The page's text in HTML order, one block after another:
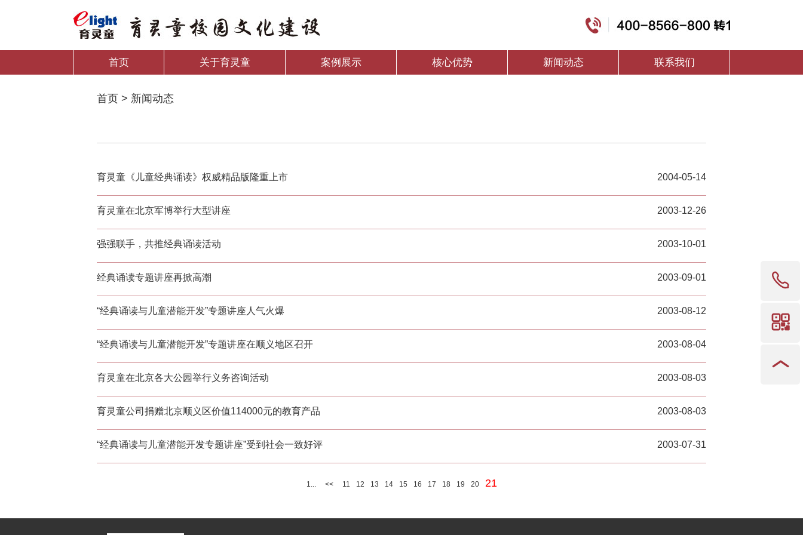
首页 关于育灵童 案例展示 核心优势 新闻动态 联系我们
首页 > 新闻动态
育灵童《儿童经典诵读》权威精品版隆重上市 2004-05-14
育灵童在北京军博举行大型讲座 2003-12-26
强强联手，共推经典诵读活动 2003-10-01
经典诵读专题讲座再掀高潮 2003-09-01
“经典诵读与儿童潜能开发”专题讲座人气火爆 2003-08-12
“经典诵读与儿童潜能开发”专题讲座在顺义地区召开 2003-08-04
育灵童在北京各大公园举行义务咨询活动 2003-08-03
育灵童公司捐赠北京顺义区价值114000元的教育产品 2003-08-03
“经典诵读与儿童潜能开发专题讲座”受到社会一致好评 2003-07-31
1... << 11 12 13 14 15 16 17 18 19 20 21